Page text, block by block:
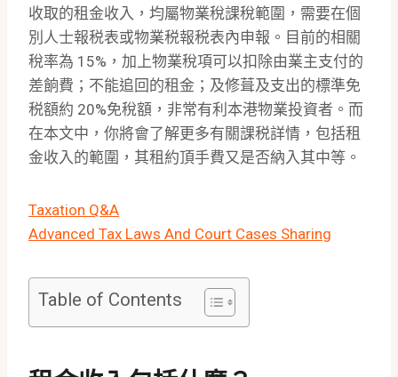
收取的租金收入，均屬物業稅課稅範圍，需要在個
別人士報税表或物業税報税表內申報。目前的相關
稅率為 15%，加上物業稅項可以扣除由業主支付的
差餉費；不能追回的租金；及修葺及支出的標準免
税額約 20%免稅額，非常有利本港物業投資者。而
在本文中，你將會了解更多有關課税詳情，包括租
金收入的範圍，其租約頂手費又是否納入其中等。
Taxation Q&A
Advanced Tax Laws And Court Cases Sharing
Table of Contents